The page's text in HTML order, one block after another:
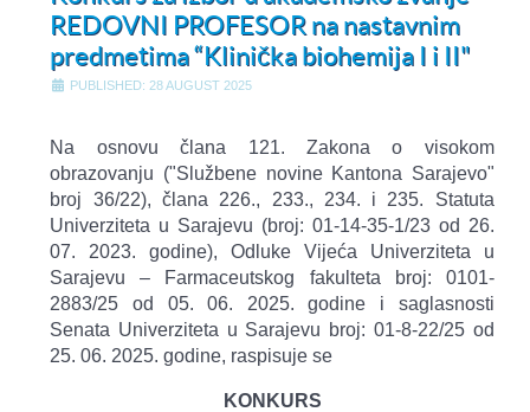
REDOVNI PROFESOR na nastavnim
predmetima “Klinička biohemija I i II"
PUBLISHED: 28 AUGUST 2025
Na osnovu člana 121. Zakona o visokom
obrazovanju ("Službene novine Kantona Sarajevo"
broj 36/22), člana 226., 233., 234. i 235. Statuta
Univerziteta u Sarajevu (broj: 01-14-35-1/23 od 26.
07. 2023. godine), Odluke Vijeća Univerziteta u
Sarajevu – Farmaceutskog fakulteta broj: 0101-
2883/25 od 05. 06. 2025. godine i saglasnosti
Senata Univerziteta u Sarajevu broj: 01-8-22/25 od
25. 06. 2025. godine, raspisuje se
KONKURS